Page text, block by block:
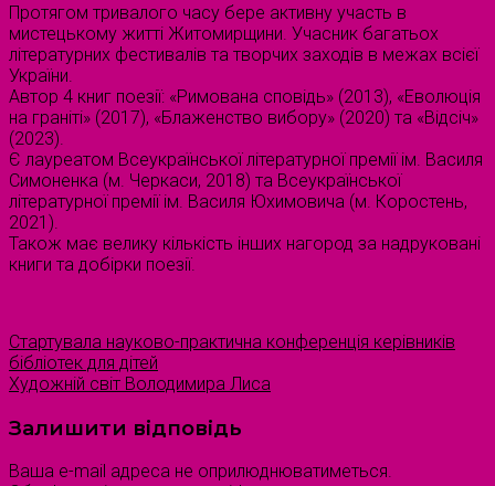
Протягом тривалого часу бере активну участь в
мистецькому житті Житомирщини. Учасник багатьох
літературних фестивалів та творчих заходів в межах всієї
України.
Автор 4 книг поезії: «Римована сповідь» (2013), «Еволюція
на граніті» (2017), «Блаженство вибору» (2020) та «Відсіч»
(2023).
Є лауреатом Всеукраїнської літературної премії ім. Василя
Симоненка (м. Черкаси, 2018) та Всеукраїнської
літературної премії ім. Василя Юхимовича (м. Коростень,
2021).
Також має велику кількість інших нагород за надруковані
книги та добірки поезії.
Стартувала науково-практична конференція керівників
бібліотек для дітей
Художній світ Володимира Лиса
Залишити відповідь
Ваша e-mail адреса не оприлюднюватиметься.